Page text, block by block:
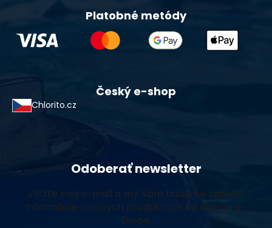
Platobné metódy
Český e-shop
Chlorito.cz
Odoberať newsletter
Vložte svoj e-mail a my Vám budeme zasielať
informácie o nových produktoch na našom e-
shope.